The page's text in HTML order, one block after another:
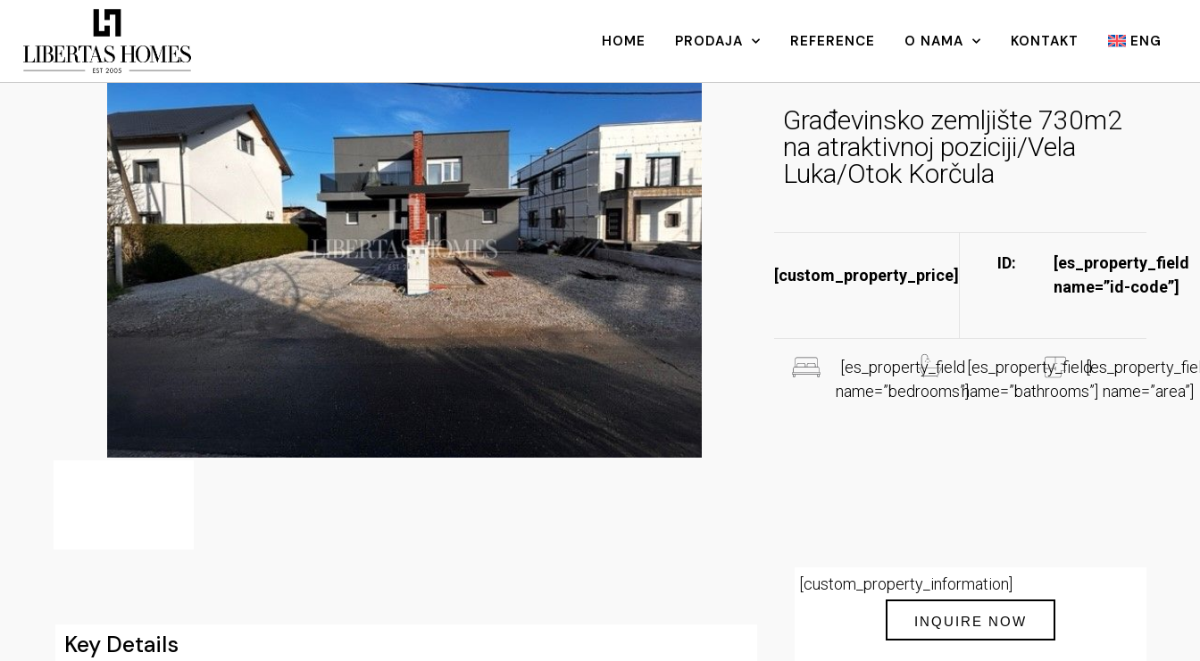
HOME PRODAJA REFERENCE O NAMA KONTAKT ENG
Građevinsko zemljište 730m2
na atraktivnoj poziciji/Vela
Luka/Otok Korčula
[custom_property_price]
ID:
[es_property_field
name=”id-code”]​
[es_property_field
name=”bedrooms”]
[es_property_field
name=”bathrooms”] name=”area”]
Key Details
[custom_property_information]
INQUIRE NOW